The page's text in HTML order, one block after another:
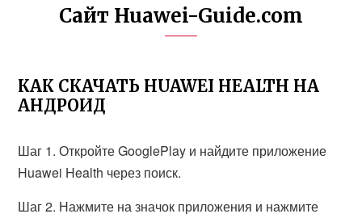
Сайт Huawei-Guide.com
КАК СКАЧАТЬ HUAWEI HEALTH НА
АНДРОИД
Шаг 1. Откройте GooglePlay и найдите приложение
Huawei Health через поиск.
Шаг 2. Нажмите на значок приложения и нажмите